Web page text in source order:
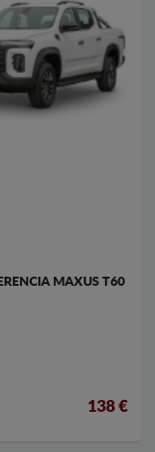
MAXUS T60
138 €